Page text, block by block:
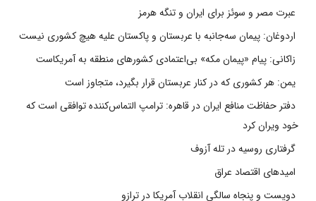
عبرت مصر و سوئز برای ایران و تنگه هرمز
اردوغان: پیمان سه‌جانبه با عربستان و پاکستان علیه هیچ کشوری نیست
زاکانی: پیام «پیمان مکه» بی‌اعتمادی کشورهای منطقه به آمریکاست
یمن: هر کشوری که در کنار عربستان قرار بگیرد، متجاوز است
دفتر حفاظت منافع ایران در قاهره: ترامپ التماس‌کننده توافقی است که
خود ویران کرد
گرفتاری روسیه در تله آزوف
امیدهای اقتصاد عراق
دویست و پنجاه سالگی انقلاب آمریکا در ترازو